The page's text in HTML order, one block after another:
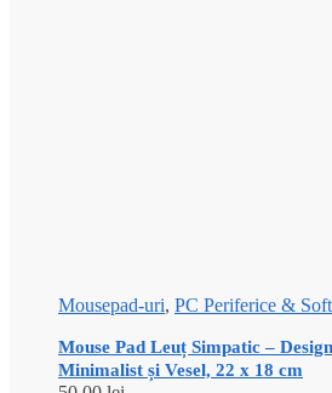
Mousepad-uri, PC Periferice &
Mouse Pad Leuț Simpatic –
Minimalist și Vesel, 22 x 18 cm